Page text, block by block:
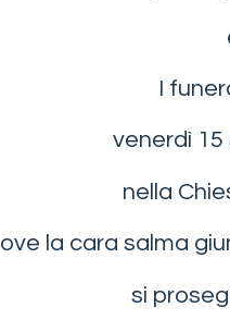
I
venerdì
nella
ove la cara salma
si